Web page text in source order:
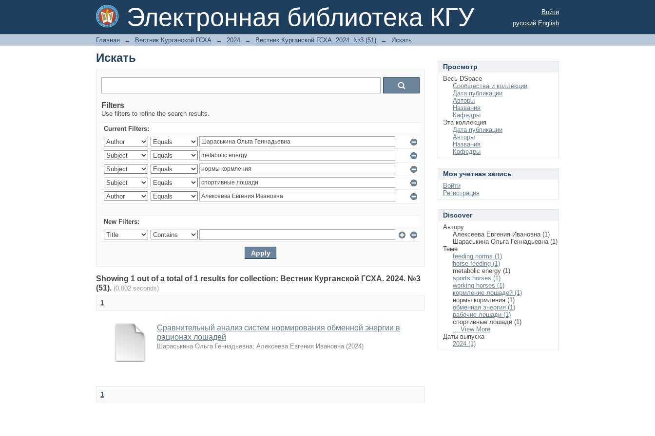
Электронная библиотека КГУ
Искать
Войти
русский English
Главная → Вестник Курганской ГСХА → 2024 → Вестник Курганской ГСХА. 2024. №3 (51) → Искать
Искать
Filters
Use filters to refine the search results.
Current Filters:
New Filters:
Showing 1 out of a total of 1 results for collection: Вестник Курганской ГСХА. 2024. №3
(51). (0.002 seconds)
1
Сравнительный анализ систем нормирования обменной энергии в
рационах лошадей
Шараськина Ольга Геннадьевна; Алексеева Евгения Ивановна (2024)
1
Просмотр
Весь DSpace
Сообщества и коллекции
Дата публикации
Авторы
Названия
Кафедры
Эта коллекция
Дата публикации
Авторы
Названия
Кафедры
Моя учетная запись
Войти
Регистрация
Discover
Автору
Алексеева Евгения Ивановна (1)
Шараськина Ольга Геннадьевна (1)
Теме
feeding norms (1)
horse feeding (1)
metabolic energy (1)
sports horses (1)
working horses (1)
кормление лошадей (1)
нормы кормления (1)
обменная энергия (1)
рабочие лошади (1)
спортивные лошади (1)
... View More
Даты выпуска
2024 (1)